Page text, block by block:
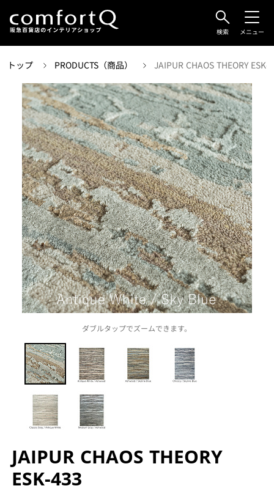
検索 メニュー
トップ PRODUCTS（商品） JAIPUR CHAOS THEORY ESK-
ダブルタップでズームできます。
JAIPUR CHAOS THEORY
ESK-433